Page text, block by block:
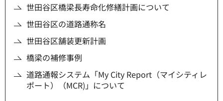
世田谷区橋梁長寿命化修繕計画について
世田谷区の道路通称名
世田谷区舗装更新計画
橋梁の補修事例
道路通報システム「My City Report（マイシティレ
ポート）（MCR)」について